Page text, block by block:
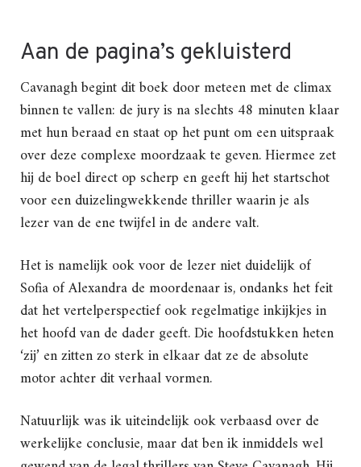
Aan de pagina’s gekluisterd
Cavanagh begint dit boek door meteen met de climax
binnen te vallen: de jury is na slechts 48 minuten klaar
met hun beraad en staat op het punt om een uitspraak
over deze complexe moordzaak te geven. Hiermee zet
hij de boel direct op scherp en geeft hij het startschot
voor een duizelingwekkende thriller waarin je als
lezer van de ene twijfel in de andere valt.
Het is namelijk ook voor de lezer niet duidelijk of
Sofia of Alexandra de moordenaar is, ondanks het feit
dat het vertelperspectief ook regelmatige inkijkjes in
het hoofd van de dader geeft. Die hoofdstukken heten
‘zij’ en zitten zo sterk in elkaar dat ze de absolute
motor achter dit verhaal vormen.
Natuurlijk was ik uiteindelijk ook verbaasd over de
werkelijke conclusie, maar dat ben ik inmiddels wel